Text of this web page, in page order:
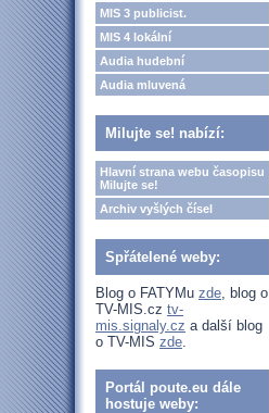
MIS 3 publicist.
MIS 4 lokální
Audia hudební
Audia mluvená
Milujte se! nabízí:
Hlavní strana webu časopisu
Milujte se!
Archiv vyšlých čísel
Spřátelené weby:
Blog o FATYMu zde, blog o
TV-MIS.cz tv-
mis.signaly.cz a další blog
o TV-MIS zde.
Portál poute.eu dále
hostuje weby: